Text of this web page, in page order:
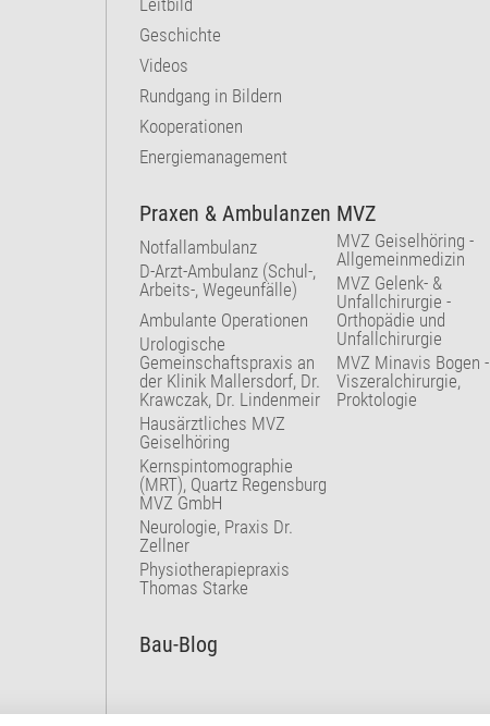
Leitbild
Geschichte
Videos
Rundgang in Bildern
Kooperationen
Energiemanagement
Praxen & Ambulanzen
Notfallambulanz
D-Arzt-Ambulanz (Schul-,
Arbeits-, Wegeunfälle)
Ambulante Operationen
Urologische
Gemeinschaftspraxis an
der Klinik Mallersdorf, Dr.
Krawczak, Dr. Lindenmeir
Hausärztliches MVZ
Geiselhöring
Kernspintomographie
(MRT), Quartz Regensburg
MVZ GmbH
Neurologie, Praxis Dr.
Zellner
Physiotherapiepraxis
Thomas Starke
MVZ
MVZ Geiselhöring -
Allgemeinmedizin
MVZ Gelenk- &
Unfallchirurgie -
Orthopädie und
Unfallchirurgie
MVZ Minavis Bogen -
Viszeralchirurgie,
Proktologie
Bau-Blog